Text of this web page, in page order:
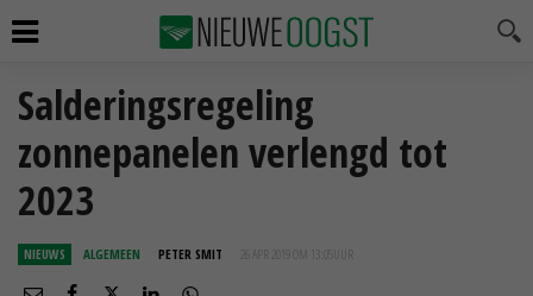
Salderingsregeling
zonnepanelen verlengd tot
2023
NIEUWS ALGEMEEN PETER SMIT 26 APR 2019 OM 13:05